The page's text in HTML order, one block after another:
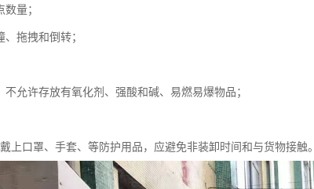
量；
拖拽和倒转；
允许存放有氧化剂、强酸和碱、易燃易爆物品；
上口罩、手套、等防护用品，应避免非装卸时间和与货物接触。